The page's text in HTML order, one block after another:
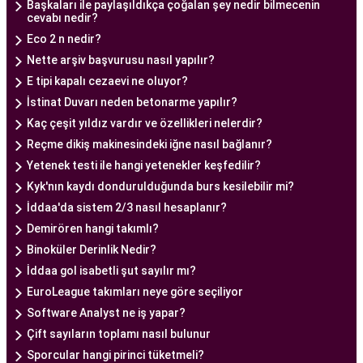
Ankara Tüp Bebek Merkezi, hasta odaklı hizmet
anlayışı ve etik prensipler çerçevesinde, çiftlere
sağlıklı bir gebelik yaşama şansı tanıyan kapsamlı
bir tüp bebek hizmeti sunar.
Tüp bebek tedavisi, uzman bir ekibin liderliğinde
ve deneyimli bir doktorun rehberliğinde
yürütülmesi gereken bir süreçtir. Ankara Tüp
Bebek Merkezi'nde görev alan uzman tüp bebek
doktoru, çiftlere kapsamlı bir yaklaşımla tedavi
sunar.
Ankara Tüp Bebek Doktoru
sürecinde çiftlere rehberlik eder ve tedavinin her
aşamasında destek sağlar. Çiftin tıbbi geçmişini
değerlendirir, bireysel durumlarını analiz eder ve
en uygun tedavi planını oluşturur. Tedavi
Başkaları ile paylaşıldıkça çoğalan şey nedir bilmecenin
cevabı nedir?
Eco 2 n nedir?
Nette arşiv başvurusu nasıl yapılır?
E tipi kapalı cezaevi ne oluyor?
İstinat Duvarı neden betonarme yapılır?
Kaç çeşit yıldız vardır ve özellikleri nelerdir?
Reçme dikiş makinesindeki iğne nasıl bağlanır?
Yetenek testi ile hangi yetenekler keşfedilir?
Kyk'nın kaydı dondurulduğunda burs kesilebilir mi?
İddaa'da sistem 2/3 nasıl hesaplanır?
Demirören hangi takımlı?
Binoküler Derinlik Nedir?
İddaa gol isabetli şut sayılır mı?
EuroLeague takımları neye göre seçiliyor
Software Analyst ne iş yapar?
Çift sayıların toplamı nasıl bulunur
Sporcular hangi pirinci tüketmeli?